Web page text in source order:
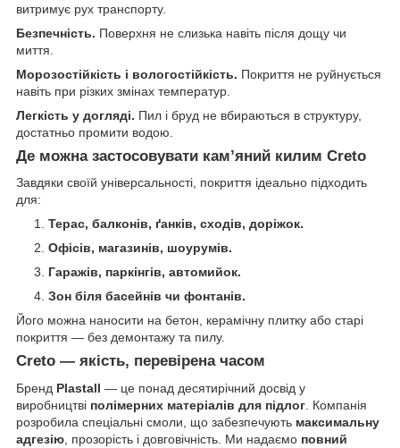
витримує рух транспорту.
Безпечність. Поверхня не слизька навіть після дощу чи
миття.
Морозостійкість і вологостійкість. Покриття не руйнується
навіть при різких змінах температур.
Легкість у догляді. Пил і бруд не вбираються в структуру,
достатньо промити водою.
Де можна застосовувати кам’яний килим Creto
Завдяки своїй універсальності, покриття ідеально підходить
для:
Терас, балконів, ґанків, сходів, доріжок.
Офісів, магазинів, шоурумів.
Гаражів, паркінгів, автомийок.
Зон біля басейнів чи фонтанів.
Його можна наносити на бетон, керамічну плитку або старі
покриття — без демонтажу та пилу.
Creto — якість, перевірена часом
Бренд Plastall — це понад десятирічний досвід у
виробництві полімерних матеріалів для підлог. Компанія
розробила спеціальні смоли, що забезпечують максимальну
адгезію, прозорість і довговічність. Ми надаємо повний